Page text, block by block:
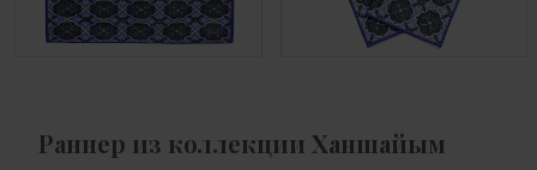
Раннер из коллекции Ханшайым